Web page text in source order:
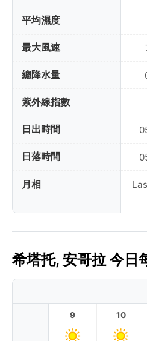
平均濕度
最大風速
總降水量
紫外線指數
日出時間
日落時間
月相
希塔托, 安哥拉 今
9 10